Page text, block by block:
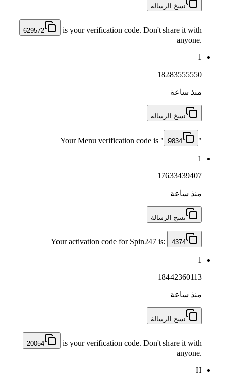
نسخ الرسالة
629572
is your verification code. Don't share it with
anyone.
1
18283555550
منذ ساعة
نسخ الرسالة
Your Menu verification code is " 9834 "
1
17633439407
منذ ساعة
نسخ الرسالة
Your activation code for Spin247 is: 4374
1
18442360113
منذ ساعة
نسخ الرسالة
20054
is your verification code. Don't share it with
anyone.
H